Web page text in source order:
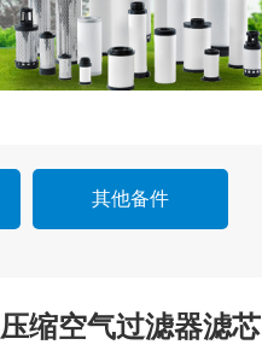
其他备件
压缩空气过滤器滤芯